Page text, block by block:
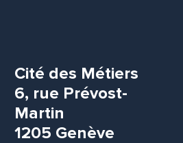
Cité des Métiers
6, rue Prévost-
Martin
1205 Genève